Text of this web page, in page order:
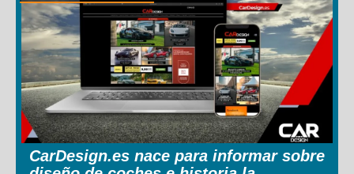
CarDesign.es nace para informar sobre